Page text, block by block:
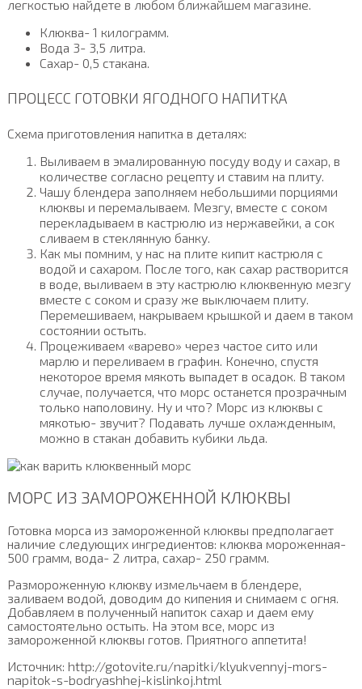
легкостью найдете в любом ближайшем магазине.
Клюква- 1 килограмм.
Вода 3- 3,5 литра.
Сахар- 0,5 стакана.
ПРОЦЕСС ГОТОВКИ ЯГОДНОГО НАПИТКА
Схема приготовления напитка в деталях:
Выливаем в эмалированную посуду воду и сахар, в
количестве согласно рецепту и ставим на плиту.
Чашу блендера заполняем небольшими порциями
клюквы и перемалываем. Мезгу, вместе с соком
перекладываем в кастрюлю из нержавейки, а сок
сливаем в стеклянную банку.
Как мы помним, у нас на плите кипит кастрюля с
водой и сахаром. После того, как сахар растворится
в воде, выливаем в эту кастрюлю клюквенную мезгу
вместе с соком и сразу же выключаем плиту.
Перемешиваем, накрываем крышкой и даем в таком
состоянии остыть.
Процеживаем «варево» через частое сито или
марлю и переливаем в графин. Конечно, спустя
некоторое время мякоть выпадет в осадок. В таком
случае, получается, что морс останется прозрачным
только наполовину. Ну и что? Морс из клюквы с
мякотью- звучит? Подавать лучше охлажденным,
можно в стакан добавить кубики льда.
МОРС ИЗ ЗАМОРОЖЕННОЙ КЛЮКВЫ
Готовка морса из замороженной клюквы предполагает
наличие следующих ингредиентов: клюква мороженная-
500 грамм, вода- 2 литра, сахар- 250 грамм.
Размороженную клюкву измельчаем в блендере,
заливаем водой, доводим до кипения и снимаем с огня.
Добавляем в полученный напиток сахар и даем ему
самостоятельно остыть. На этом все, морс из
замороженной клюквы готов. Приятного аппетита!
Источник: http://gotovite.ru/napitki/klyukvennyj-mors-
napitok-s-bodryashhej-kislinkoj.html